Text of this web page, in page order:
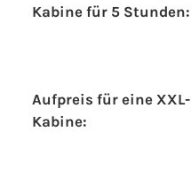
Kabine für 5 Stunden:
Aufpreis für eine XXL-
Kabine: